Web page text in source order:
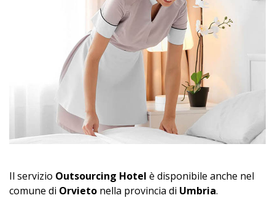
Il servizio Outsourcing Hotel è disponibile anche nel
comune di Orvieto nella provincia di Umbria.